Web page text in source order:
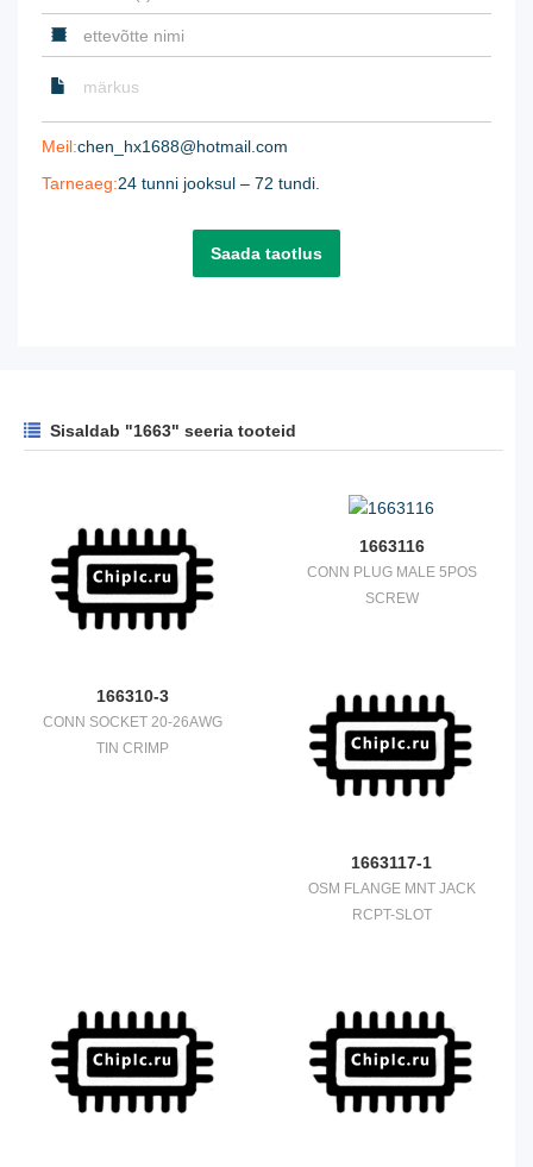
Meil:chen_hx1688@hotmail.com
Tarneaeg:24 tunni jooksul – 72 tundi.
Saada taotlus
Sisaldab "1663" seeria tooteid
166310-3
CONN SOCKET 20-26AWG
TIN CRIMP
1663116
CONN PLUG MALE 5POS
SCREW
1663117-1
OSM FLANGE MNT JACK
RCPT-SLOT